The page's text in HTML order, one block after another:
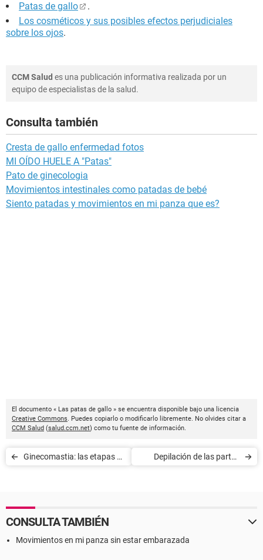
Patas de gallo
.
Los cosméticos y sus posibles efectos perjudiciales
sobre los ojos.
CCM Salud es una publicación informativa realizada por un
equipo de especialistas de la salud.
Consulta también
Cresta de gallo enfermedad fotos
MI OÍDO HUELE A "Patas"
Pato de ginecologia
Movimientos intestinales como patadas de bebé
Siento patadas y movimientos en mi panza que es?
El documento « Las patas de gallo » se encuentra disponible bajo una licencia
Creative Commons. Puedes copiarlo o modificarlo libremente. No olvides citar a
CCM Salud (salud.ccm.net) como tu fuente de información.
Ginecomastia: las etapas de
Depilación de las partes
CONSULTA TAMBIÉN
Movimientos en mi panza sin estar embarazada